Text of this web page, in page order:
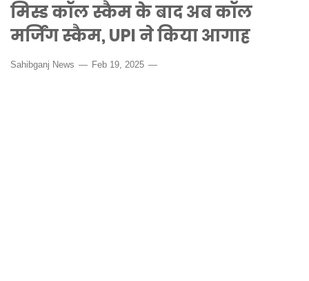
मिस्ड कॉल स्कैम के बाद अब कॉल
मर्जिंग स्कैम, UPI ने किया आगाह
Sahibganj News Feb 19, 2025